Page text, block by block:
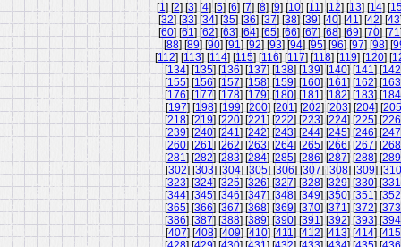
[1] [2] [3] [4] [5] [6] [7] [8] [9] [10] [11] [12] [13] [14] [
[32] [33] [34] [35] [36] [37] [38] [39] [40] [41] [42] [43
[60] [61] [62] [63] [64] [65] [66] [67] [68] [69] [70] [71
[88] [89] [90] [91] [92] [93] [94] [95] [96] [97] [98] [
[112] [113] [114] [115] [116] [117] [118] [119] [120] [
[134] [135] [136] [137] [138] [139] [140] [141] [142
[155] [156] [157] [158] [159] [160] [161] [162] [163
[176] [177] [178] [179] [180] [181] [182] [183] [184
[197] [198] [199] [200] [201] [202] [203] [204] [205
[218] [219] [220] [221] [222] [223] [224] [225] [226
[239] [240] [241] [242] [243] [244] [245] [246] [247
[260] [261] [262] [263] [264] [265] [266] [267] [268
[281] [282] [283] [284] [285] [286] [287] [288] [289
[302] [303] [304] [305] [306] [307] [308] [309] [310
[323] [324] [325] [326] [327] [328] [329] [330] [331
[344] [345] [346] [347] [348] [349] [350] [351] [352
[365] [366] [367] [368] [369] [370] [371] [372] [373
[386] [387] [388] [389] [390] [391] [392] [393] [394
[407] [408] [409] [410] [411] [412] [413] [414] [415